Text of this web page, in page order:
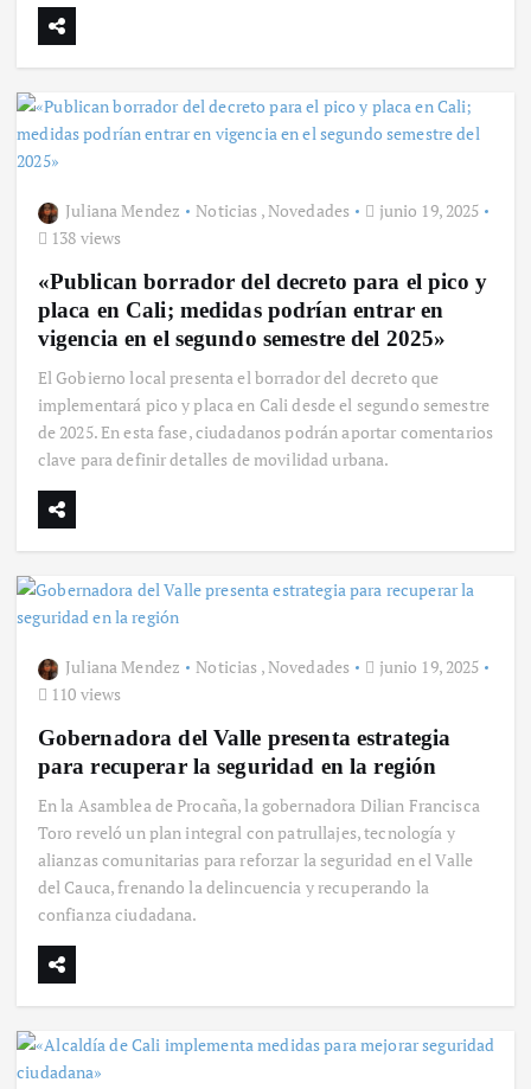
Juliana Mendez Noticias ,Novedades
junio 19, 2025
138 views
«Publican borrador del decreto para el pico y
placa en Cali; medidas podrían entrar en
vigencia en el segundo semestre del 2025»
El Gobierno local presenta el borrador del decreto que
implementará pico y placa en Cali desde el segundo semestre
de 2025. En esta fase, ciudadanos podrán aportar comentarios
clave para definir detalles de movilidad urbana.
Juliana Mendez Noticias ,Novedades
junio 19, 2025
110 views
Gobernadora del Valle presenta estrategia
para recuperar la seguridad en la región
En la Asamblea de Procaña, la gobernadora Dilian Francisca
Toro reveló un plan integral con patrullajes, tecnología y
alianzas comunitarias para reforzar la seguridad en el Valle
del Cauca, frenando la delincuencia y recuperando la
confianza ciudadana.